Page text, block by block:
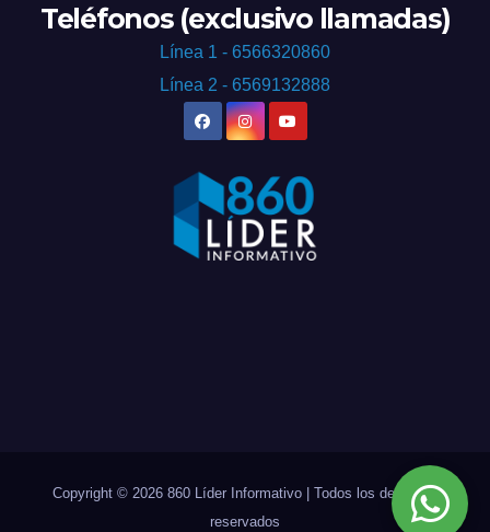
Teléfonos (exclusivo llamadas)
Línea 1 - 6566320860
Línea 2 - 6569132888
Copyright © 2026 860 Líder Informativo | Todos los derechos
reservados